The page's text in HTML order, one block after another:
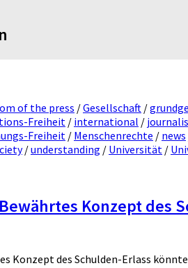
of the press /Gesellschaft /
Freiheit / international /
Freiheit / Menschenrechte / news
/understanding / Universität /
Konzept des
Konzept des Schulden-Erlass